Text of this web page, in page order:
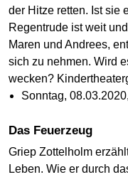
der Hitze retten. Ist sie
Regentrude ist weit
Maren und Andrees,
sich zu nehmen. Wird
wecken?
Sonntag,
Das Feuerzeug
Griep Zottelholm
Leben. Wie er durch